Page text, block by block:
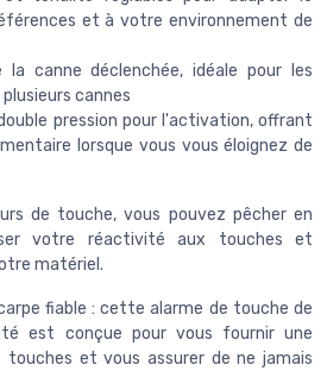
et à votre environnement de
la canne déclenchée, idéale pour les
cannes
pression pour l'activation, offrant
lorsque vous vous éloignez de
de touche, vous pouvez pêcher en
votre réactivité aux touches et
matériel.
fiable : cette alarme de touche de
est conçue pour vous fournir une
et vous assurer de ne jamais